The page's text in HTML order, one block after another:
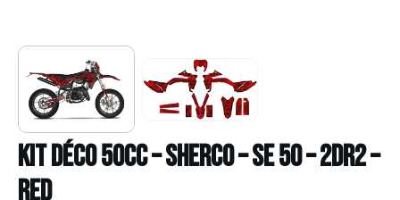
Kit déco 50cc – SHERCO – SE 50 – 2DR2 –
RED